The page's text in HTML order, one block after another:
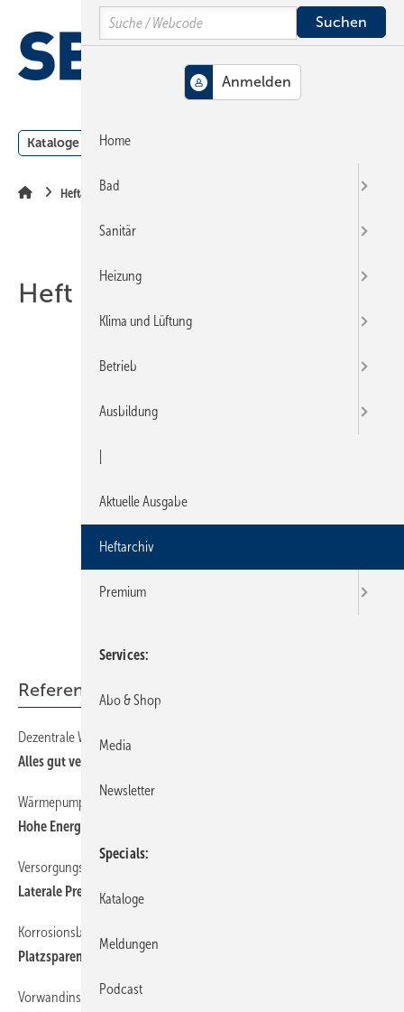
Hauptinhalt
Hauptmenü
SiteSearch
Kataloge Meldungen
Heftarchiv
Heft 17-2021
Referenzobjekte
Dezentrale Wärmeübergabe mit Flächenheizung kombiniert
Alles gut verteilt
Wärmepumpe und Lüftung im Neubau
Hohe Energiestandards erfüllt
Versorgungssystem und Rohrverbindungstechnik
Laterale Presstechnik im Mehrfamilienhaus
Korrosionsbeständiges Sprinklerrohrleitungssystem
Platzsparend in Beton verlegt
Vorwandinstallation im Studentenwohnheim
Search
Home
Bad
Sanitär
Heizung
Klima und Lüftung
Betrieb
Ausbildung
Aktuelle Ausgabe
Heftarchiv
Premium
Services
Abo & Shop
Media
Newsletter
Specials
Kataloge
Meldungen
Podcast